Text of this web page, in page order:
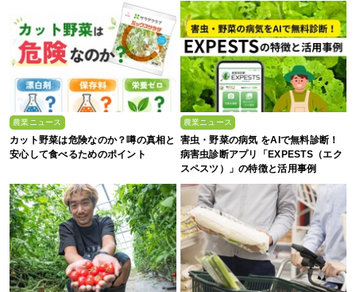
農業ニュース
カット野菜は危険なのか？噂の真相と
安心して食べるためのポイント
農業ニュース
害虫・野菜の病気 をAIで無料診断！
病害虫診断アプリ「EXPESTS（エク
スペスツ）」の特徴と活用事例